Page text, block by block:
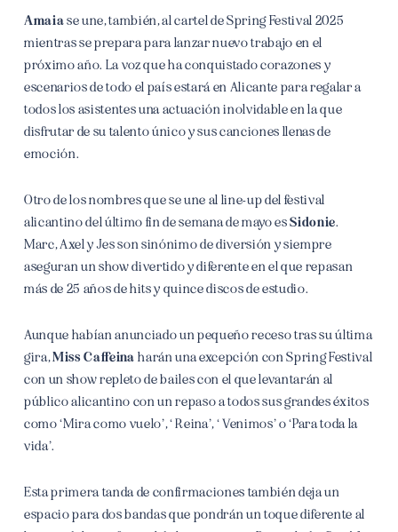
Amaiase une, también, al cartel de Spring Festival 2025
mientras se prepara para lanzar nuevo trabajo en el
próximo año. La voz que ha conquistado corazones y
escenarios de todo el país estará en Alicante para regalar a
todos los asistentes una actuación inolvidable en la que
disfrutar de su talento único y sus canciones llenas de
emoción.
Otro de los nombres que se une al line-up del festival
alicantino del último fin de semana de mayo esSidonie.
Marc, Axel y Jes son sinónimo de diversión y siempre
aseguran un show divertido y diferente en el que repasan
más de 25 años de hits y quince discos de estudio.
Aunque habían anunciado un pequeño receso tras su última
gira,Miss Caffeinaharán una excepción con Spring Festival
con un show repleto de bailes con el que levantarán al
público alicantino con un repaso a todos sus grandes éxitos
como ‘Mira como vuelo’, ‘ Reina’, ‘ Venimos’ o ‘Para toda la
vida’.
Esta primera tanda de confirmaciones también deja un
espacio para dos bandas que pondrán un toque diferente al